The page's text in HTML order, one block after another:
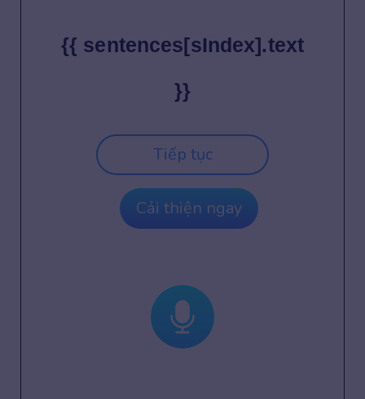
{{ sentences[sIndex].text
}}
Tiếp tục
Cải thiện ngay